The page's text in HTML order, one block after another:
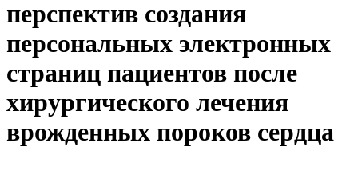
перспектив создания
персональных электронных
страниц пациентов после
хирургического лечения
врожденных пороков сердца